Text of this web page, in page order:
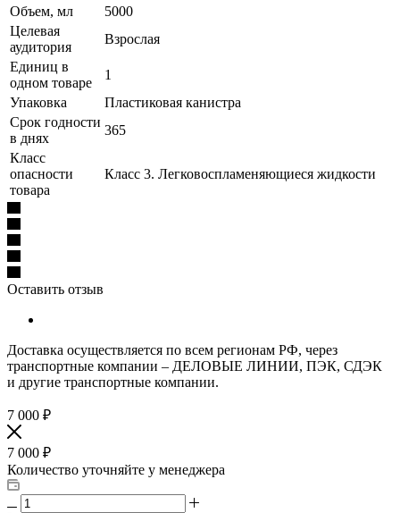
Объем, мл
5000
Целевая
аудитория
Взрослая
Единиц в
одном товаре
1
Упаковка
Пластиковая канистра
Срок годности
в днях
365
Класс
опасности
товара
Класс 3. Легковоспламеняющиеся жидкости
Оставить отзыв
Доставка осуществляется по всем регионам РФ, через
транспортные компании – ДЕЛОВЫЕ ЛИНИИ, ПЭК, СДЭК
и другие транспортные компании.
7 000 ₽
7 000 ₽
Количество уточняйте у менеджера